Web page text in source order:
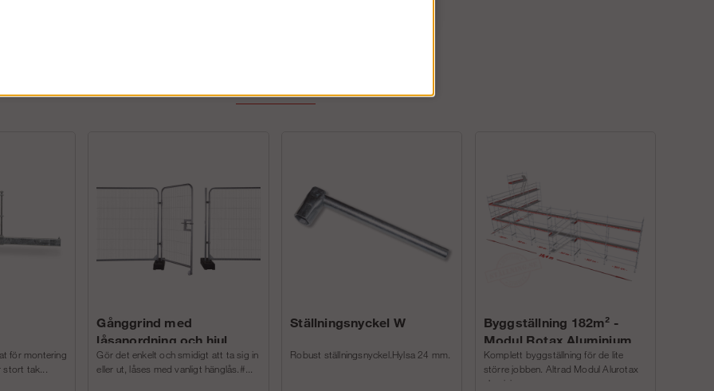
i fallhöjd, ELLER:
är under 5m
för montering
stort tak...
Gånggrind med
låsanordning och hjul
Gör det enkelt och smidigt att ta sig in
eller ut, låses med vanligt hänglås.#...
Ställningsnyckel W
Robust ställningsnyckel.Hylsa 24 mm.
Byggställning 182m² -
Modul Rotax Aluminium
Komplett byggställning för de lite
större jobben. Altrad Modul Alurotax
aluminium p...